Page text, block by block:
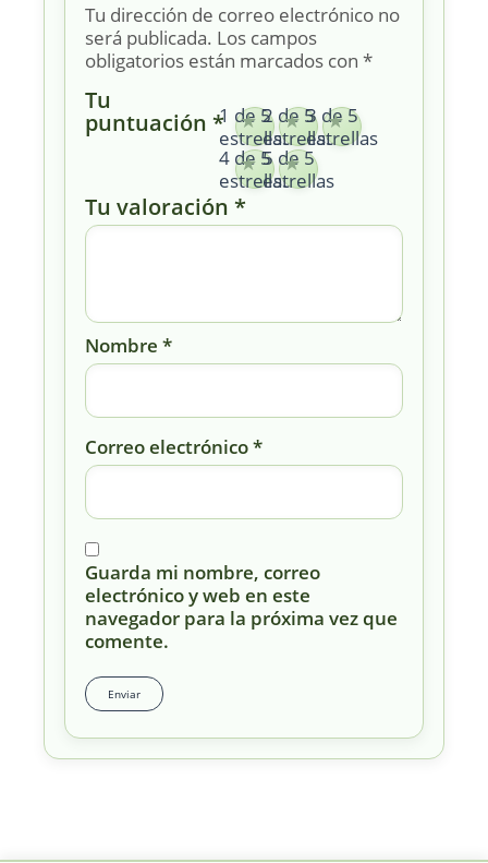
Tu dirección de correo electrónico no
será publicada. Los campos
obligatorios están marcados con *
Tu
puntuación *1 de 5
estrellas
2 de 5
estrellas
3 de 5
estrellas
4 de 5
estrellas
5 de 5
estrellas
Tu valoración *
Nombre *
Correo electrónico*
Guarda mi nombre, correo
electrónico y web en este
navegador para la próxima vez que
comente.